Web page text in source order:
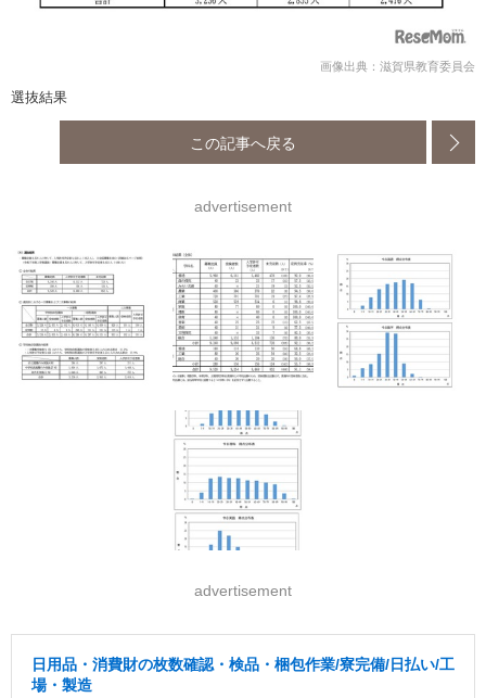
画像出典：滋賀県教育委員会
選抜結果
この記事へ戻る
advertisement
advertisement
日用品・消費財の枚数確認・検品・梱包作業/寮完備/日払い/工
場・製造